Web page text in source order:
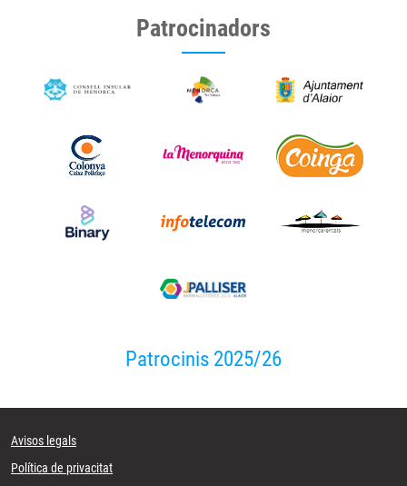
Patrocinadors
Patrocinis 2025/26
Avisos legals
Política de privacitat